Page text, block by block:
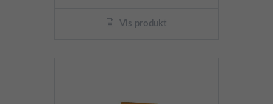
Vis produkt